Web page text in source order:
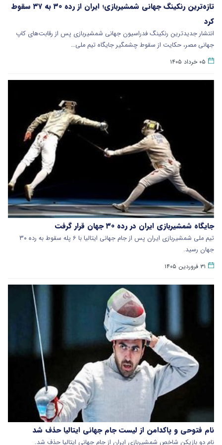
تازه‌ترین رنکینگ جهانی شمشیربازی؛ ایران از رده ۳۰ به ۳۷ سقوط
کرد
انتشار جدیدترین رنکینگ فدراسیون جهانی شمشیربازی پس از رقابت‌های کاپ
جهانی مصر، حکایت از سقوط چشمگیر جایگاه تیم ملی…
۰۵ خرداد ۱۴۰۵
جایگاه شمشیربازی ایران در رده ۳۰ جهان قرار گرفت
تیم ملی شمشیربازی ایران پس از جام جهانی ایتالیا با ۶ پله سقوط به رده ۳۰
جهان رسید.
۳۱ فروردین ۱۴۰۵
نام فتوحی و پاکدامن از لیست جام جهانی ایتالیا حذف شد
نام دو بازیکن شاخص شمشیربازی ایران از جام جهانی ایتالیا حذف شد.